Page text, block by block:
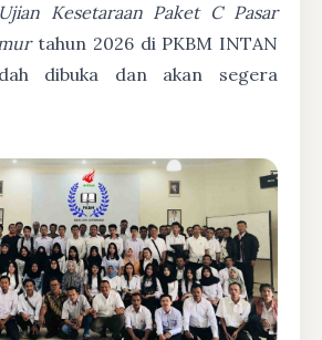
Kesetaraan Paket C Pasar
tahun 2026 di PKBM INTAN
dibuka dan akan segera